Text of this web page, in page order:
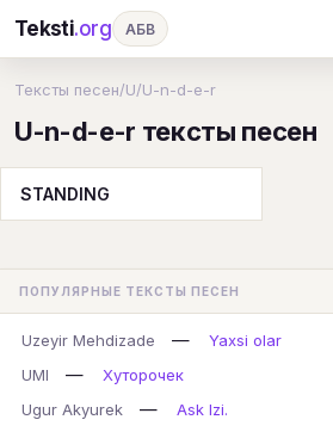
Teksti.org АБВ
И К Л М Н
Т У Ф Х Ц
Я En A B C
H I J K L M
Q R S T U V
Z
Тексты песен/U/U-n-d-e-r
U-n-d-e-r тексты песен
STANDING
ПОПУЛЯРНЫЕ ТЕКСТЫ ПЕСЕН
Uzeyir Mehdizade —
Yaxsi olar
UMI
—
Хуторочек
Ugur Akyurek
—
Ask Izi.